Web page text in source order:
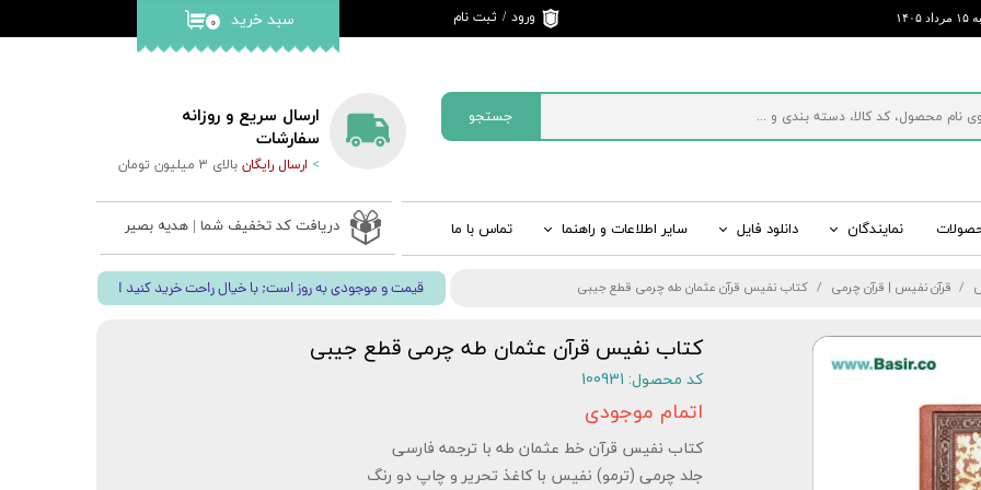
ارسال سریع و روزانه
سفارشات
> ارسال رایگانبالای 3 میلیون تومان
ورود / ثبت نام
تغییر گذر واژه
سفارشات
۰ سبد خرید
قرآن رنگی، کتاب رنگی
سایر کتب نفیس، کتاب نفیس
نمایندگان
ایران
دانلود فایل سایر اطلاعات و راهنما
اطلاعات تماس و ارسال پیام
لیست قیمت کلی انواع قلم بصیر
تماس با ما دریافت کد تخفیف شما | هدیه بصیر
جستجو
! قیمت و موجودی به روز است; با خیال راحت خرید کنید قرآن نفیس | قرآن چرمی کتاب نفیس قرآن عثمان طه چرمی قطع جیبی
کتاب نفیس قرآن عثمان طه چرمی قطع جیبی
کد محصول: 100931
اتمام موجودی
کتاب نفیس قرآن خط عثمان طه با ترجمه فارسی
جلد چرمی (ترمو) نفیس با کاغذ تحریر و چاپ دو رنگ